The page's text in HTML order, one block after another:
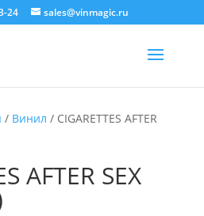
24 sales@vinmagic.ru
/ Винил / CIGARETTES AFTER
AFTER SEX